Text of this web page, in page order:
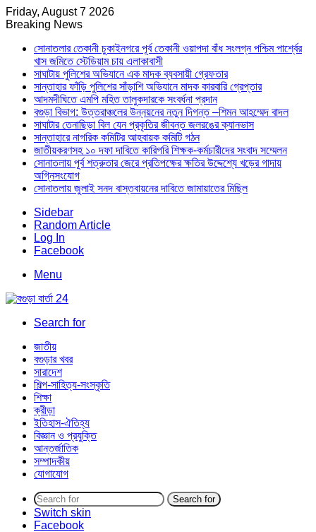
Friday, August 7 2026
Breaking News
সোনাতলার তেকানী চুকাইনগরে পূর্ব তেকানী ওয়াপদা বাঁধ সংলগ্ন পশ্চিম পার্শ্বের
খাস জমিতে স্টেডিয়াম চায় এলাকাবাসী
সাঘাটায় পুলিশের অভিযানে এক মাদক ব্যবসায়ী গ্রেফতার
সান্তাহার ফাঁড়ি পুলিশের সাঁড়াশি অভিযানে মাদক কারবারি গ্রেপ্তার
আদমদীঘিতে এমপি মহিত তালুকদারকে সংবর্ধনা প্রদান
বগুড়া বিভাগ: উত্তরাঞ্চলের উন্নয়নের নতুন দিগন্ত –শিমন আহম্মেদ বাদল
সাঘাটার তেনাছিড়া বিল যেন প্রকৃতির জীবন্ত জলরঙের ক্যানভাস
সান্তাহারে নাগরিক কমিটির আহবায়ক কমিটি গঠন
জাতীয়করণসহ ১০ দফা দাবিতে কারিগরি শিক্ষক-কর্মচারীদের সংবাদ সম্মেলন
সোনাতলায় পূর্ব শত্রুতার জেরে প্রতিপক্ষের ক্ষতির উদ্দেশ্যে খড়ের গাদায়
অগ্নিসংযোগ
সোনাতলায় জুলাই সনদ বাস্তবায়নের দাবিতে জামায়াতের মিছিল
Sidebar
Random Article
Log In
Facebook
Menu
Search for
জাতীয়
বগুড়ার খবর
সারাদেশ
শিল্প-সাহিত্য-সংস্কৃতি
শিক্ষা
ক্রীড়া
ইতিহাস-ঐতিহ্য
বিজ্ঞান ও প্রযুক্তি
আন্তর্জাতিক
সম্পাদকীয়
যোগাযোগ
Search for
Switch skin
Facebook